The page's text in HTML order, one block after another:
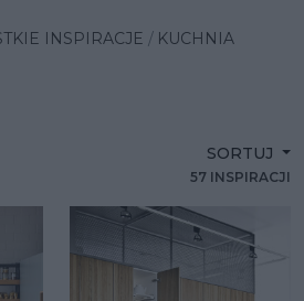
INSPIRACJE KUCHNIA
SORTUJ
57 INSPIRACJI